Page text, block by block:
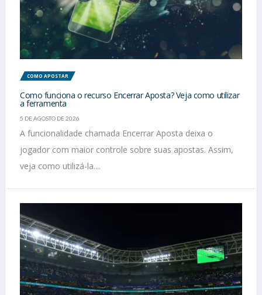
COMO APOSTAR
Como funciona o recurso Encerrar Aposta? Veja como utilizar
a ferramenta
5 DE AGOSTO DE 2026
A funcionalidade chamada Encerrar Aposta deixa o
jogador com maior controle sobre suas apostas. Assim,
veja como utilizá-la....